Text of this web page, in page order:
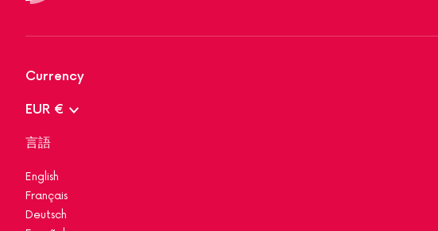
Currency
EUR €
言語
English
Français
Deutsch